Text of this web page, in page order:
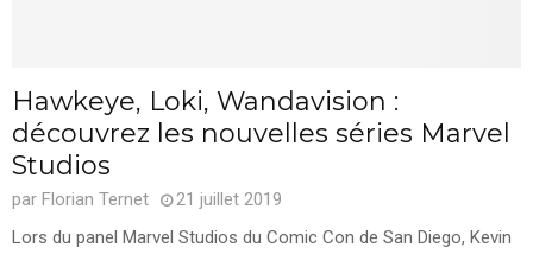
Hawkeye, Loki, Wandavision :
découvrez les nouvelles séries Marvel
Studios
par Florian Ternet
21 juillet 2019
Lors du panel Marvel Studios du Comic Con de San Diego, Kevin